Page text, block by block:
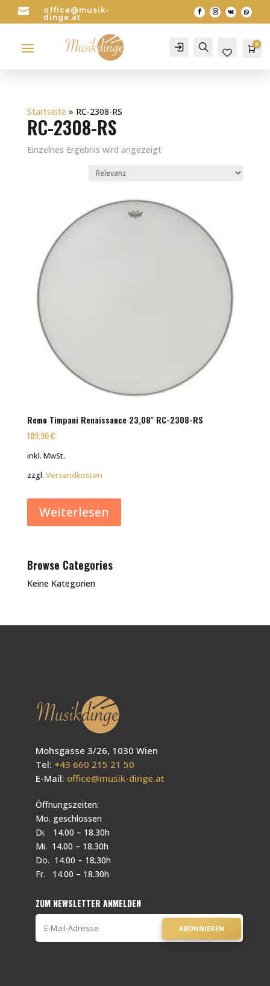

office@musik-
dinge.at
a Account Search 0
Startseite » RC-2308-RS
RC-2308-RS
Einzelnes Ergebnis wird angezeigt
Remo Timpani Renaissance 23,08″ RC-2308-RS
189,90€
inkl. MwSt.
zzgl. Versandkosten
Weiterlesen
Browse Categories
Keine Kategorien
Mohsgasse 3/26, 1030 Wien
Tel: +43 660 215 21 50
E-Mail: office@musik-dinge.at
Öffnungszeiten:
Mo. geschlossen
Di. 14.00 – 18.30h
Mi. 14.00 – 18.30h
Do. 14.00 – 18.30h
Fr. 14.00 – 18.30h
ZUM NEWSLETTER ANMELDEN
ABONNIEREN